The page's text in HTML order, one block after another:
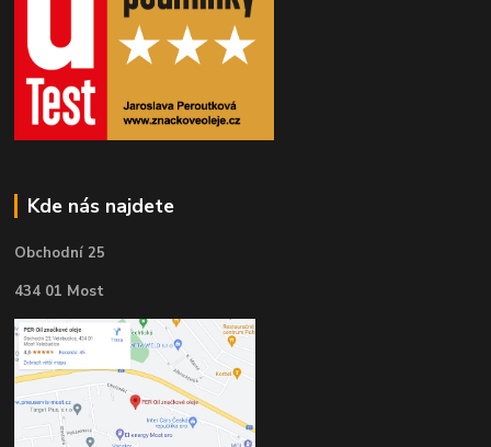
Kde nás najdete
Obchodní 25
434 01 Most